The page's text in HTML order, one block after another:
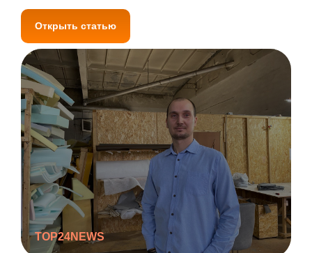
Открыть статью
TOP24NEWS